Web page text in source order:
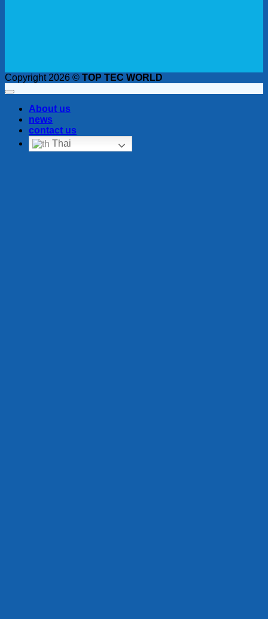
Copyright 2026 © TOP TEC WORLD
About us
news
contact us
Thai